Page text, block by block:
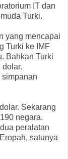
IT dan
Turki.
yang mencapai
Turki ke IMF
Bahkan Turki
dolar.
Sekarang
negara.
peralatan
satunya